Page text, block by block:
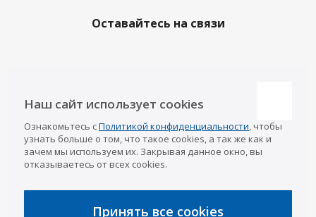
Оставайтесь на связи
Казань
8 (843) 207-03-08
Уфа
8 (347) 258-84-87
8 (8352) 38-88-37
info@a-pricep.ru
Наш сайт использует cookies
Ознакомьтесь сПолитикой конфиденциальности, чтобы
узнать больше о том, что такое cookies, а так же как и
зачем мы используем их. Закрывая данное окно, вы
отказываетесь от всех cookies.
Принять все cookies